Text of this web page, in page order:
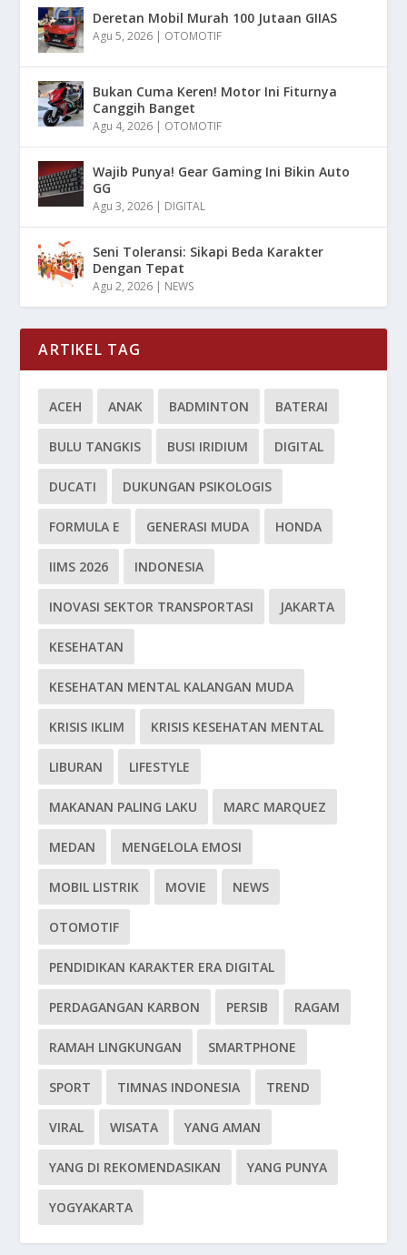
Deretan Mobil Murah 100 Jutaan GIIAS
Agu 5, 2026 | OTOMOTIF
Bukan Cuma Keren! Motor Ini Fiturnya
Canggih Banget
Agu 4, 2026 | OTOMOTIF
Wajib Punya! Gear Gaming Ini Bikin Auto
GG
Agu 3, 2026 | DIGITAL
Seni Toleransi: Sikapi Beda Karakter
Dengan Tepat
Agu 2, 2026 | NEWS
ARTIKEL TAG
ACEH ANAK BADMINTON BATERAI
BULU TANGKIS BUSI IRIDIUM DIGITAL
DUCATI DUKUNGAN PSIKOLOGIS
FORMULA E GENERASI MUDA HONDA
IIMS 2026 INDONESIA
INOVASI SEKTOR TRANSPORTASI JAKARTA
KESEHATAN
KESEHATAN MENTAL KALANGAN MUDA
KRISIS IKLIM KRISIS KESEHATAN MENTAL
LIBURAN LIFESTYLE
MAKANAN PALING LAKU MARC MARQUEZ
MEDAN MENGELOLA EMOSI
MOBIL LISTRIK MOVIE NEWS
OTOMOTIF
PENDIDIKAN KARAKTER ERA DIGITAL
PERDAGANGAN KARBON PERSIB RAGAM
RAMAH LINGKUNGAN SMARTPHONE
SPORT TIMNAS INDONESIA TREND
VIRAL WISATA YANG AMAN
YANG DI REKOMENDASIKAN YANG PUNYA
YOGYAKARTA